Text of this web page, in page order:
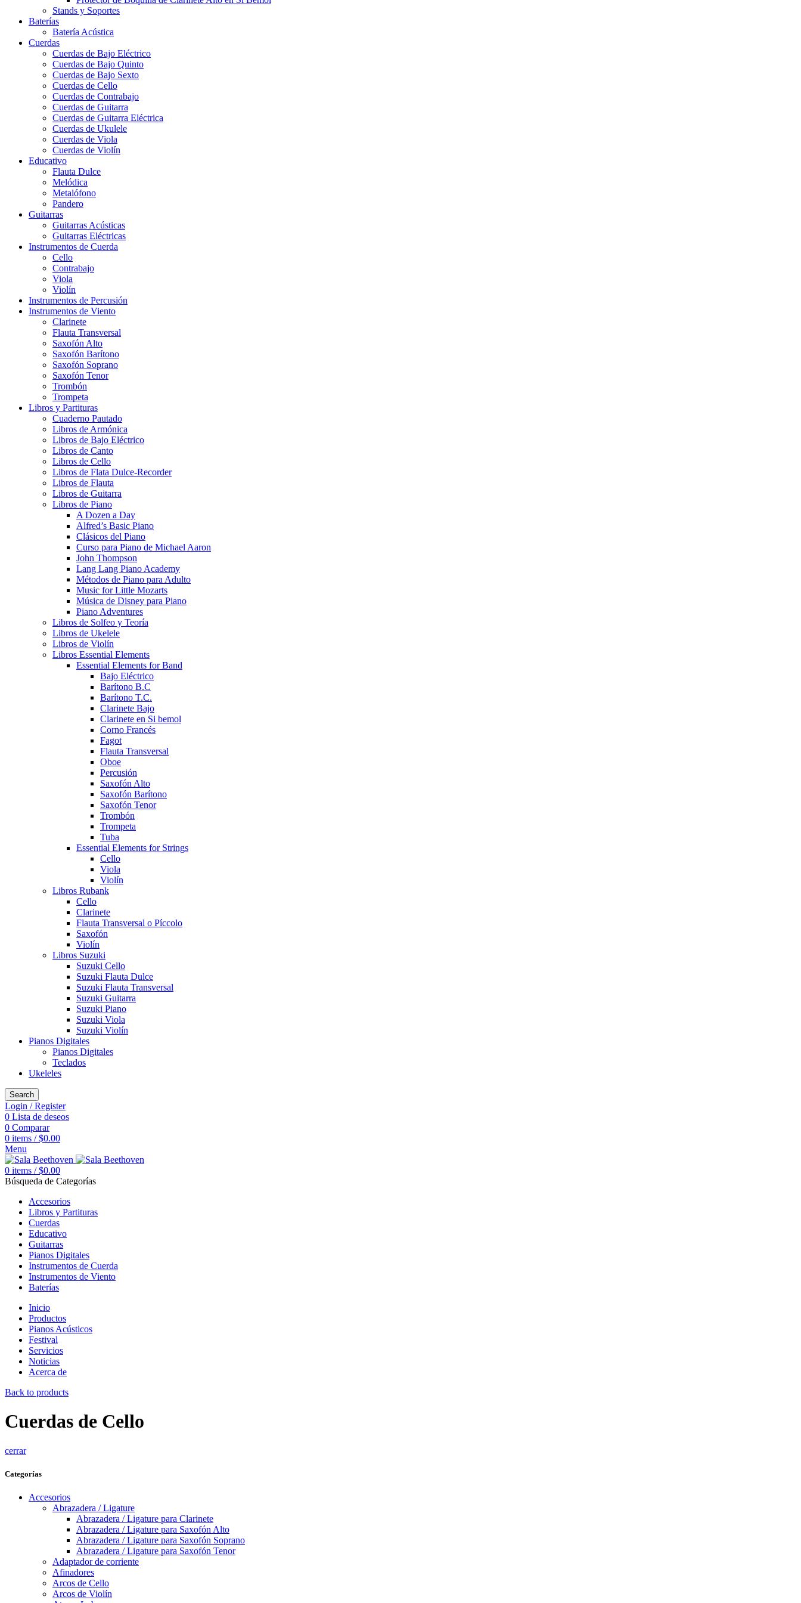
Stands y Soportes
Baterías
Batería Acústica
Cuerdas
Cuerdas de Bajo Eléctrico
Cuerdas de Bajo Quinto
Cuerdas de Bajo Sexto
Cuerdas de Cello
Cuerdas de Contrabajo
Cuerdas de Guitarra
Cuerdas de Guitarra Eléctrica
Cuerdas de Ukulele
Cuerdas de Viola
Cuerdas de Violín
Educativo
Flauta Dulce
Melódica
Metalófono
Pandero
Guitarras
Guitarras Acústicas
Guitarras Eléctricas
Instrumentos de Cuerda
Cello
Contrabajo
Viola
Violín
Instrumentos de Percusión
Instrumentos de Viento
Clarinete
Flauta Transversal
Saxofón Alto
Saxofón Barítono
Saxofón Soprano
Saxofón Tenor
Trombón
Trompeta
Libros y Partituras
Cuaderno Pautado
Libros de Armónica
Libros de Bajo Eléctrico
Libros de Canto
Libros de Cello
Libros de Flata Dulce-Recorder
Libros de Flauta
Libros de Guitarra
Libros de Piano
A Dozen a Day
Alfred’s Basic Piano
Clásicos del Piano
Curso para Piano de Michael Aaron
John Thompson
Lang Lang Piano Academy
Métodos de Piano para Adulto
Music for Little Mozarts
Música de Disney para Piano
Piano Adventures
Libros de Solfeo y Teoría
Libros de Ukelele
Libros de Violín
Libros Essential Elements
Essential Elements for Band
Bajo Eléctrico
Barítono B.C
Barítono T.C.
Clarinete Bajo
Clarinete en Si bemol
Corno Francés
Fagot
Flauta Transversal
Oboe
Percusión
Saxofón Alto
Saxofón Barítono
Saxofón Tenor
Trombón
Trompeta
Tuba
Essential Elements for Strings
Cello
Viola
Violín
Libros Rubank
Cello
Clarinete
Flauta Transversal o Píccolo
Saxofón
Violín
Libros Suzuki
Suzuki Cello
Suzuki Flauta Dulce
Suzuki Flauta Transversal
Suzuki Guitarra
Suzuki Piano
Suzuki Viola
Suzuki Violín
Pianos Digitales
Pianos Digitales
Teclados
Ukeleles
Search
Login / Register
0 Lista de deseos
0 Comparar
0 items / $0.00
Menu
0 items / $0.00
Búsqueda de Categorías
Accesorios
Libros y Partituras
Cuerdas
Educativo
Guitarras
Pianos Digitales
Instrumentos de Cuerda
Instrumentos de Viento
Baterías
Inicio
Productos
Pianos Acústicos
Festival
Servicios
Noticias
Acerca de
Back to products
Cuerdas de Cello
cerrar
Categorías
Accesorios
Abrazadera / Ligature
Abrazadera / Ligature para Clarinete
Abrazadera / Ligature para Saxofón Alto
Abrazadera / Ligature para Saxofón Soprano
Abrazadera / Ligature para Saxofón Tenor
Adaptador de corriente
Afinadores
Arcos de Cello
Arcos de Violín